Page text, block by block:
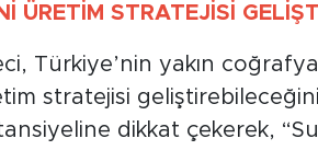
ÜRETİM STRATEJİSİ
Türkiye’nin yakın
stratejisi
dikkat çe­kerek,